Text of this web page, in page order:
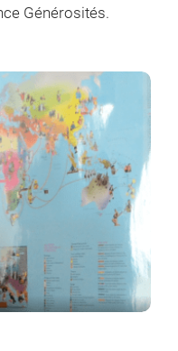
Générosités.